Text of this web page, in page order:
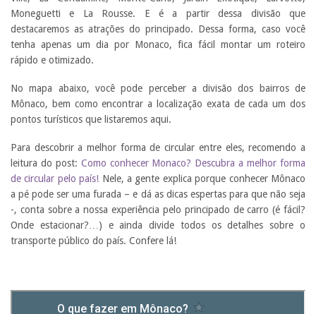
Moneguetti e La Rousse. E é a partir dessa divisão que
destacaremos as atrações do principado. Dessa forma, caso você
tenha apenas um dia por Monaco, fica fácil montar um roteiro
rápido e otimizado.
No mapa abaixo, você pode perceber a divisão dos bairros de
Mônaco, bem como encontrar a localização exata de cada um dos
pontos turísticos que listaremos aqui.
Para descobrir a melhor forma de circular entre eles, recomendo a
leitura do post: Como conhecer Monaco? Descubra a melhor forma
de circular pelo país! Nele, a gente explica porque conhecer Mônaco
a pé pode ser uma furada – e dá as dicas espertas para que não seja
-, conta sobre a nossa experiência pelo principado de carro (é fácil?
Onde estacionar?…) e ainda divide todos os detalhes sobre o
transporte público do país. Confere lá!